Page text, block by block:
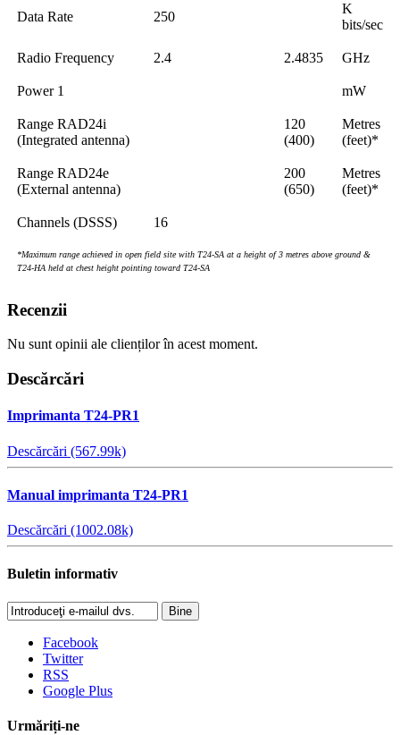
Data Rate 250
K
bits/sec
Radio Frequency 2.4 2.4835 GHz
Power 1 mW
Range RAD24i
(Integrated antenna)
120
(400)
Metres
(feet)*
Range RAD24e
(External antenna)
200
(650)
Metres
(feet)*
Channels (DSSS) 16
*Maximum range achieved in open field site with T24-SA at a height of 3 metres above ground &
T24-HA held at chest height pointing toward T24-SA
Recenzii
Nu sunt opinii ale clienților în acest moment.
Descărcări
Imprimanta T24-PR1
Descărcări (567.99k)
Manual imprimanta T24-PR1
Descărcări (1002.08k)
Buletin informativ
Bine
Facebook
Twitter
RSS
Google Plus
Urmăriți-ne